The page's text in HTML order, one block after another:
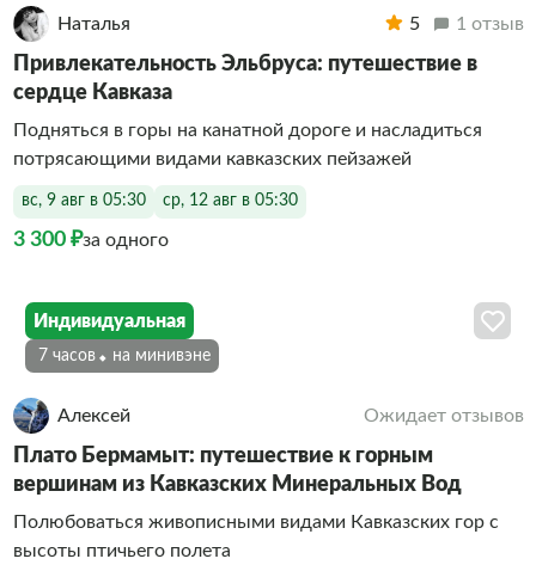
Наталья 5 1 отзыв
Привлекательность Эльбруса: путешествие в
сердце Кавказа
Подняться в горы на канатной дороге и насладиться
потрясающими видами кавказских пейзажей
вс, 9 авг в 05:30 ср, 12 авг в 05:30
3 300 ₽за одного
Индивидуальная
7 часов На минивэне
Алексей Ожидает отзывов
Плато Бермамыт: путешествие к горным
вершинам из Кавказских Минеральных Вод
Полюбоваться живописными видами Кавказских гор с
высоты птичьего полета